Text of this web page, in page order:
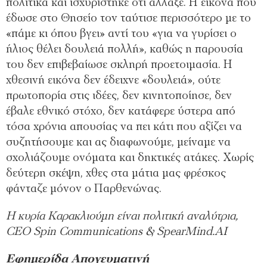
πολιτικά και ισχυρίστηκε ότι άλλαξε. Η εικόνα που
έδωσε στο Θησείο τον ταύτισε περισσότερο με το
«πάμε κι όπου βγει» αντί του «για να γυρίσει ο
ήλιος θέλει δουλειά πολλή», καθώς η παρουσία
του δεν επιβεβαίωσε σκληρή προετοιμασία. Η
χθεσινή εικόνα δεν έδειχνε «δουλειά», ούτε
πρωτοπορία στις ιδέες, δεν κινητοποίησε, δεν
έβαλε εθνικό στόχο, δεν κατάφερε ύστερα από
τόσα χρόνια απουσίας να πει κάτι που αξίζει να
συζητήσουμε και ας διαφωνούμε, μείναμε να
σχολιάζουμε ονόματα και δηκτικές ατάκες. Χωρίς
δεύτερη σκέψη, χθες στα μάτια μας φρέσκος
φάνταζε μόνον ο Παρθενώνας.
Η κυρία Καρακλιούμη είναι πολιτική αναλύτρια,
CEO Spin Communications & SpearMind.AI
Εφημερίδα Απογευματινή